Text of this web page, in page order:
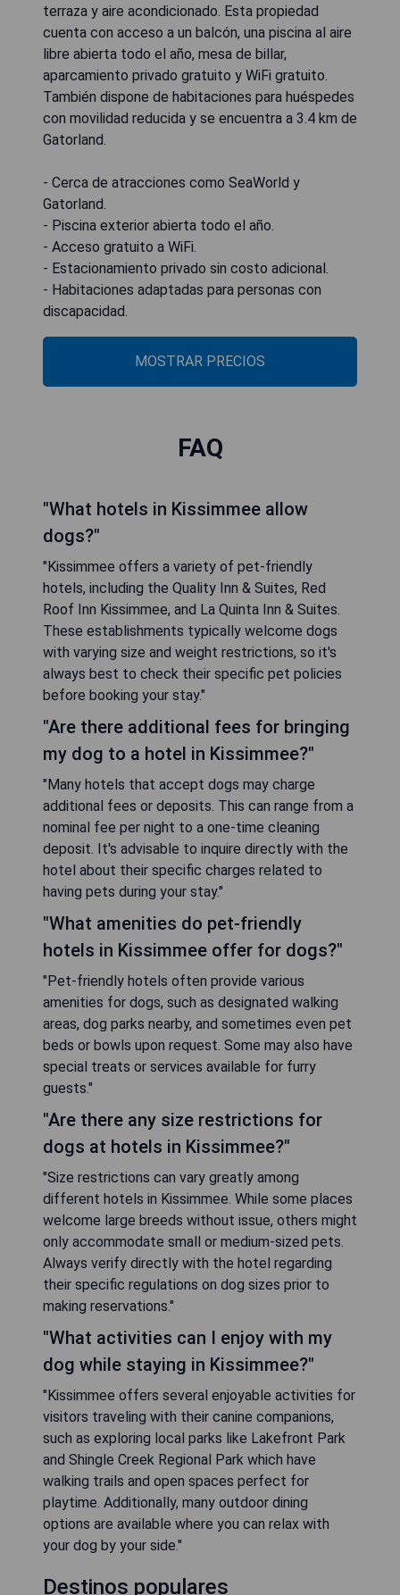
terraza y aire acondicionado. Esta propiedad
cuenta con acceso a un balcón, una piscina al aire
libre abierta todo el año, mesa de billar,
aparcamiento privado gratuito y WiFi gratuito.
También dispone de habitaciones para huéspedes
con movilidad reducida y se encuentra a 3.4 km de
Gatorland.
- Cerca de atracciones como SeaWorld y
Gatorland.
- Piscina exterior abierta todo el año.
- Acceso gratuito a WiFi.
- Estacionamiento privado sin costo adicional.
- Habitaciones adaptadas para personas con
discapacidad.
MOSTRAR PRECIOS
FAQ
"What hotels in Kissimmee allow
dogs?"
"Kissimmee offers a variety of pet-friendly
hotels, including the Quality Inn & Suites, Red
Roof Inn Kissimmee, and La Quinta Inn & Suites.
These establishments typically welcome dogs
with varying size and weight restrictions, so it's
always best to check their specific pet policies
before booking your stay."
"Are there additional fees for bringing
my dog to a hotel in Kissimmee?"
"Many hotels that accept dogs may charge
additional fees or deposits. This can range from a
nominal fee per night to a one-time cleaning
deposit. It's advisable to inquire directly with the
hotel about their specific charges related to
having pets during your stay."
"What amenities do pet-friendly
hotels in Kissimmee offer for dogs?"
"Pet-friendly hotels often provide various
amenities for dogs, such as designated walking
areas, dog parks nearby, and sometimes even pet
beds or bowls upon request. Some may also have
special treats or services available for furry
guests."
"Are there any size restrictions for
dogs at hotels in Kissimmee?"
"Size restrictions can vary greatly among
different hotels in Kissimmee. While some places
welcome large breeds without issue, others might
only accommodate small or medium-sized pets.
Always verify directly with the hotel regarding
their specific regulations on dog sizes prior to
making reservations."
"What activities can I enjoy with my
dog while staying in Kissimmee?"
"Kissimmee offers several enjoyable activities for
visitors traveling with their canine companions,
such as exploring local parks like Lakefront Park
and Shingle Creek Regional Park which have
walking trails and open spaces perfect for
playtime. Additionally, many outdoor dining
options are available where you can relax with
your dog by your side."
Destinos populares